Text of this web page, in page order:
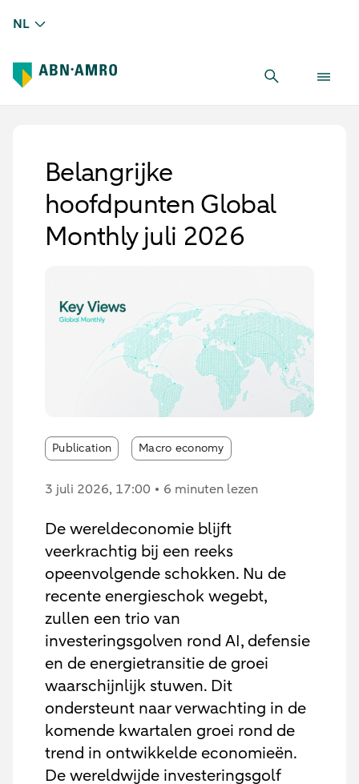
NL
Belangrijke
hoofdpunten Global
Monthly juli 2026
Publication Macro economy
3 juli 2026, 17:00 6 minuten lezen
De wereldeconomie blijft
veerkrachtig bij een reeks
opeenvolgende schokken. Nu de
recente energieschok wegebt,
zullen een trio van
investeringsgolven rond AI, defensie
en de energietransitie de groei
waarschijnlijk stuwen. Dit
ondersteunt naar verwachting in de
komende kwartalen groei rond de
trend in ontwikkelde economieën.
De wereldwijde investeringsgolf